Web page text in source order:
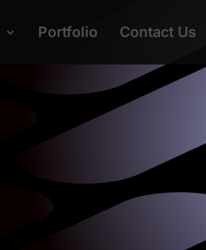
Portfolio Contact Us